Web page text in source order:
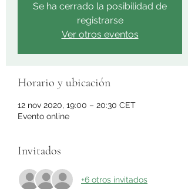
Se ha cerrado la posibilidad de
registrarse
Ver otros eventos
Horario y ubicación
12 nov 2020, 19:00 – 20:30 CET
Evento online
Invitados
+6 otros invitados